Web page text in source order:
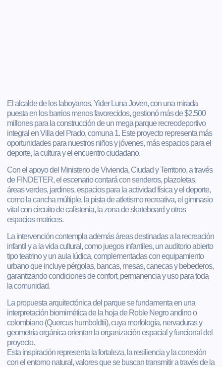
El alcalde de los laboyanos, Yider Luna Joven, con una mirada
puesta en los barrios menos favorecidos, gestionó más de $2.500
millones para la construcción de un mega parque recreodeportivo
integral en Villa del Prado, comuna 1. Este proyecto representa más
oportunidades para nuestros niños y jóvenes, más espacios para el
deporte, la cultura y el encuentro ciudadano.
Con el apoyo del Ministerio de Vivienda, Ciudad y Territorio, a través
de FINDETER, el escenario contará con senderos, plazoletas,
áreas verdes, jardines, espacios para la actividad física y el deporte,
como la cancha múltiple, la pista de atletismo recreativa, el gimnasio
vital con circuito de calistenia, la zona de skateboard y otros
espacios motrices.
La intervención contempla además áreas destinadas a la recreación
infantil y a la vida cultural, como juegos infantiles, un auditorio abierto
tipo teatrino y un aula lúdica, complementadas con equipamiento
urbano que incluye pérgolas, bancas, mesas, canecas y bebederos,
garantizando condiciones de confort, permanencia y uso para toda
la comunidad.
La propuesta arquitectónica del parque se fundamenta en una
interpretación biomimética de la hoja de Roble Negro andino o
colombiano (Quercus humboldtii), cuya morfología, nervaduras y
geometría orgánica orientan la organización espacial y funcional del
proyecto.
Esta inspiración representa la fortaleza, la resiliencia y la conexión
con el entorno natural, valores que se buscan transmitir a través de la